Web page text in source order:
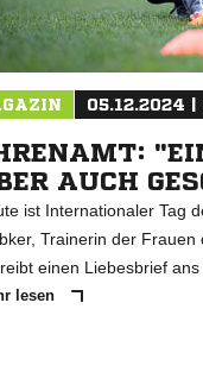
05.12.2024 |
AUCH
ist Internationaler Tag
Trainerin der Frauen
einen Liebesbrief ans
lesen